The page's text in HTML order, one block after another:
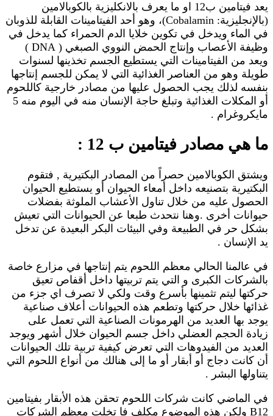
يعد فيتامين ب12 او ما يعرف بالانكليزية بالكوبالامين
(بالإنجليزية: Cobalamin)، وهو أحد الفيتامينات القابلة للذوبان
في الماء ويدخل في تكوين خلايا الدم الحمراء كما يدخل في
وظيفة الأعصاب وإنتاج الحمض النووي الصبغي ( DNA )
ويعد من الفيتامينات التي يستطيع الجسم تخذينها لسنوات
طويلة وهو من العناصر الغذائية التي لا يمكن للجسم إنتاجها
بنفسه لذلك يجب الحصول عليها من مصادر خارجية كاللحوم
أو المكلات الغذائية وتبلغ حاجة الإنسان منه في اليوم منه 5
مايكروغرام .
ما هي مصادر فيتامين ب 12 :
ويشتق الكوبالامين حصراً من المصادر البكتيرية , فتقوم
البكتيرية بتصنيعه داخل أمعاء الحيوان أو يستطيع الحيوان
الحصول عليه من خلال تناول الأعشاب الملوثة بفضلات
حيوانات أخرى .وهنا نتحدث طبعا عن الحيوانات التي تعيش
بشكل حر في الطبيعة وفي البيئات البكر البعيدة عن تدخل
يد الإنسان .
في عالمنا الحالي معظم اللحوم يتم إنتاجها في مزارع خاصة
بالشركات الكبرى و التي يتم تربيتها داخل أقفاص تعيق
حركتها ليتم تثمينها بأسرع وقت ولكي لا تصرف اي جزء من
غذائها خلال حركتها وتطعم هذه الحيوانات أعلاف صناعية
يوجد بها العديد من الهرمونات الصناعية التي تعمل على
زيادة الحجم العضلي داخل جسم الحيوان خلال أشهر ويوجد
العديد من الفيدوهات التي تعرض كيفية تربية تلك الحيوانات
أن كانت دجاج أو أبقار أو ما إلى هنالك من أنواع اللحوم التي
يتناولها البشر .
في الماضي كانت شركات اللحوم تحقن هذه الأبقار بفيتامين
B12 ولكن هذه الموضوع مكلف فا تخلت معظم الشركات